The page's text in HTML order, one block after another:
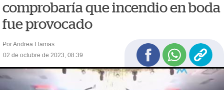
comprobaría que incendio en boda
fue provocado
Por Andrea Llamas
02 de octubre de 2023, 08:39